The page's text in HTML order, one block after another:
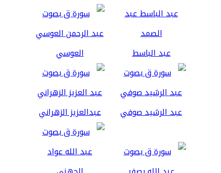
عبد الباسط العوسي
عبد الرشيد صوفي عبدالعزيز الزهراني